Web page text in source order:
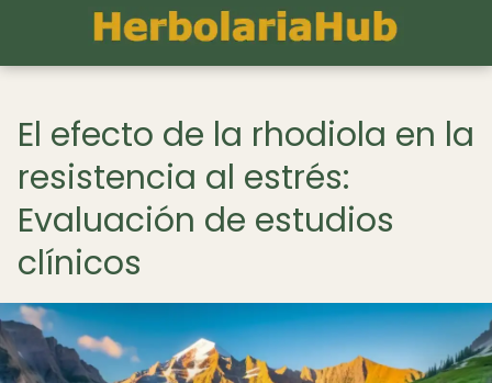
El efecto de la rhodiola en la
resistencia al estrés:
Evaluación de estudios
clínicos